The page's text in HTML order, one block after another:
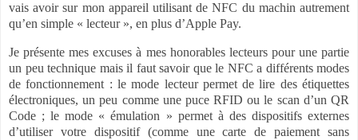
vais avoir sur mon appareil utilisant de NFC du machin autrement
qu’en simple « lecteur », en plus d’Apple Pay.
Je présente mes excuses à mes honorables lecteurs pour une partie
un peu technique mais il faut savoir que le NFC a différents modes
de fonctionnement : le mode lecteur permet de lire des étiquettes
électroniques, un peu comme une puce RFID ou le scan d’un QR
Code ; le mode « émulation » permet à des dispositifs externes
d’utiliser votre dispositif (comme une carte de paiement sans